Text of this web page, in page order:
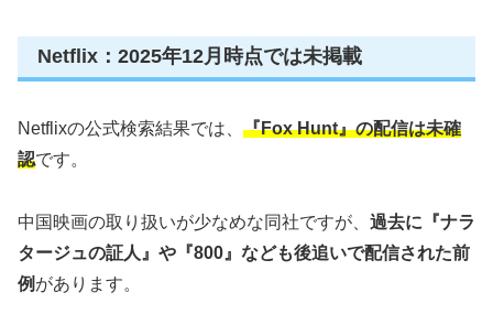
Netflix：2025年12月時点では未掲載
Netflixの公式検索結果では、 『Fox Hunt』の配信は未確
認です。
中国映画の取り扱いが少なめな同社ですが、 過去に『ナラ
タージュの証人』や『800』なども後追いで配信された前
例 があります。